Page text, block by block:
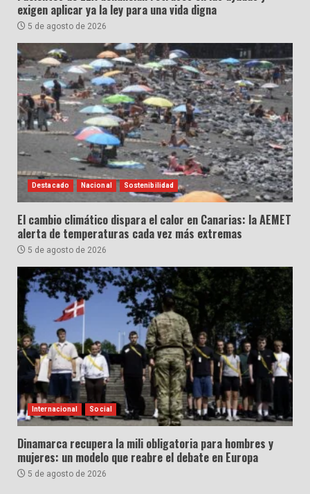
exigen aplicar ya la ley para una vida digna
5 de agosto de 2026
Destacado Nacional Sostenibilidad
El cambio climático dispara el calor en Canarias: la AEMET
alerta de temperaturas cada vez más extremas
5 de agosto de 2026
Internacional Social
Dinamarca recupera la mili obligatoria para hombres y
mujeres: un modelo que reabre el debate en Europa
5 de agosto de 2026